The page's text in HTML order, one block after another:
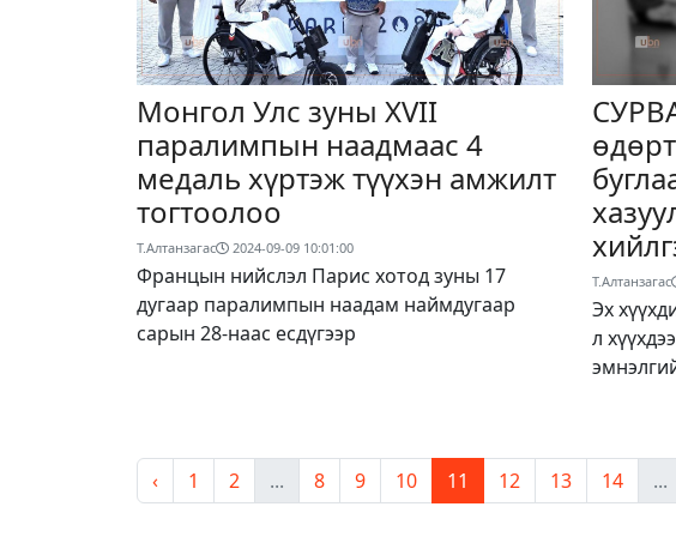
Монгол Улс зуны XVII
паралимпын наадмаас 4
медаль хүртэж түүхэн амжилт
тогтоолоо
Т.Алтанзагас 2024-09-09 10:01:00
Францын нийслэл Парис хотод зуны 17
дугаар паралимпын наадам наймдугаар
сарын 28-наас есдүгээр
Т.Алтанзагас
Эх
л
‹ 1 2 ... 8 9 10 11 12 13 14 ...